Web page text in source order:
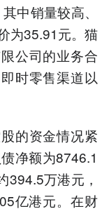
中销量较高、
为35.91元。猫
公司的业务合
时零售渠道以
的资金情况紧
净额为8746.1
394.5万港元，
亿港元。在财